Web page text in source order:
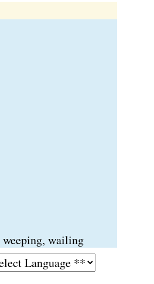
wailing